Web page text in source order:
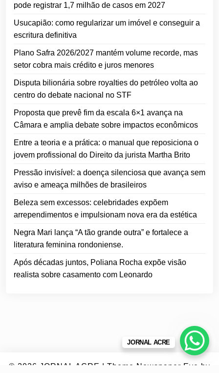
pode registrar 1,7 milhão de casos em 2027
Usucapião: como regularizar um imóvel e conseguir a
escritura definitiva
Plano Safra 2026/2027 mantém volume recorde, mas
setor cobra mais crédito e juros menores
Disputa bilionária sobre royalties do petróleo volta ao
centro do debate nacional no STF
Proposta que prevê fim da escala 6×1 avança na
Câmara e amplia debate sobre impactos econômicos
Entre a teoria e a prática: o manual que reposiciona o
jovem profissional do Direito da jurista Martha Brito
Pressão invisível: a doença silenciosa que avança sem
aviso e ameaça milhões de brasileiros
Beleza sem excessos: celebridades expõem
arrependimentos e impulsionam nova era da estética
Negra Mari lança “A tão grande outra” e fortalece a
literatura feminina rondoniense.
Após décadas juntos, Poliana Rocha expõe visão
realista sobre casamento com Leonardo
© 2026 JORNAL ACRE | Theme Newspaper Eye by
JORNAL ACRE